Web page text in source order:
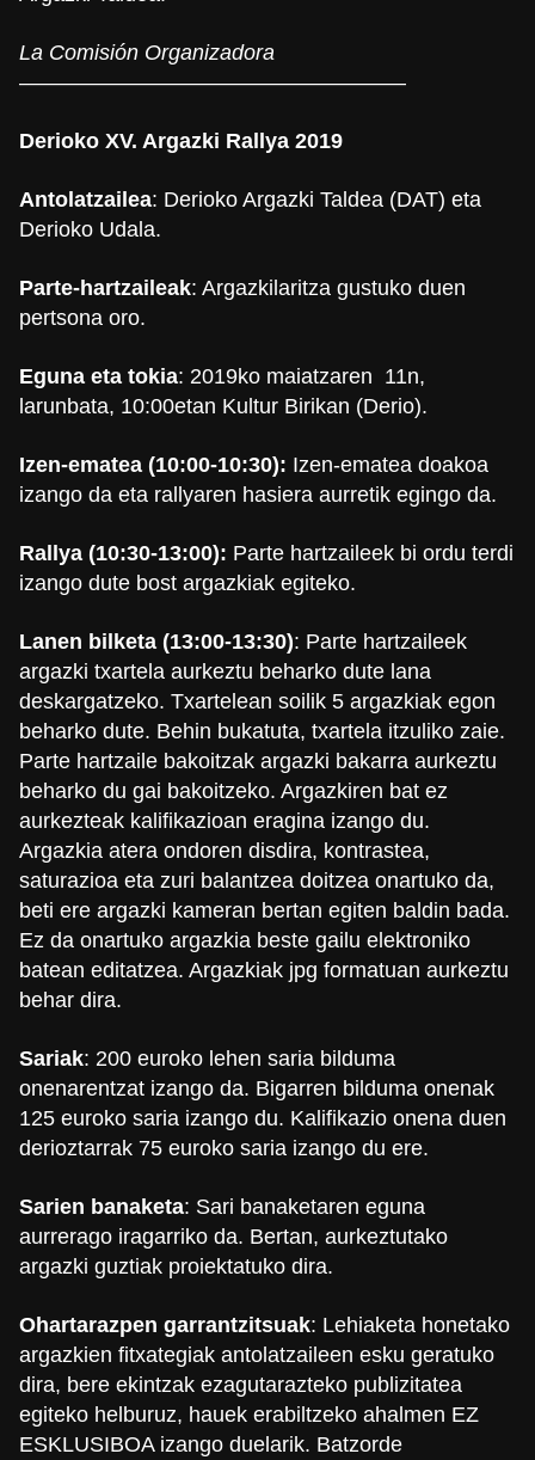
La Comisión Organizadora
——————————————————
Derioko XV. Argazki Rallya 2019
Antolatzailea: Derioko Argazki Taldea (DAT) eta
Derioko Udala.
Parte-hartzaileak: Argazkilaritza gustuko duen
pertsona oro.
Eguna eta tokia: 2019ko maiatzaren 11n,
larunbata, 10:00etan Kultur Birikan (Derio).
Izen-ematea (10:00-10:30): Izen-ematea doakoa
izango da eta rallyaren hasiera aurretik egingo da.
Rallya (10:30-13:00): Parte hartzaileek bi ordu terdi
izango dute bost argazkiak egiteko.
Lanen bilketa (13:00-13:30): Parte hartzaileek
argazki txartela aurkeztu beharko dute lana
deskargatzeko. Txartelean soilik 5 argazkiak egon
beharko dute. Behin bukatuta, txartela itzuliko zaie.
Parte hartzaile bakoitzak argazki bakarra aurkeztu
beharko du gai bakoitzeko. Argazkiren bat ez
aurkezteak kalifikazioan eragina izango du.
Argazkia atera ondoren disdira, kontrastea,
saturazioa eta zuri balantzea doitzea onartuko da,
beti ere argazki kameran bertan egiten baldin bada.
Ez da onartuko argazkia beste gailu elektroniko
batean editatzea. Argazkiak jpg formatuan aurkeztu
behar dira.
Sariak: 200 euroko lehen saria bilduma
onenarentzat izango da. Bigarren bilduma onenak
125 euroko saria izango du. Kalifikazio onena duen
derioztarrak 75 euroko saria izango du ere.
Sarien banaketa: Sari banaketaren eguna
aurrerago iragarriko da. Bertan, aurkeztutako
argazki guztiak proiektatuko dira.
Ohartarazpen garrantzitsuak: Lehiaketa honetako
argazkien fitxategiak antolatzaileen esku geratuko
dira, bere ekintzak ezagutarazteko publizitatea
egiteko helburuz, hauek erabiltzeko ahalmen EZ
ESKLUSIBOA izango duelarik. Batzorde